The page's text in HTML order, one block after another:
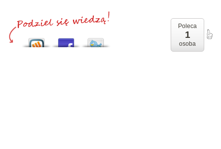
Poleca
1
osoba